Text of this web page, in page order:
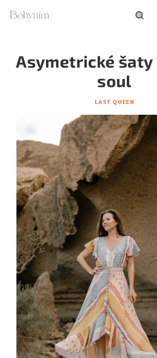
Asymetrické šaty
soul
LAST QUEEN